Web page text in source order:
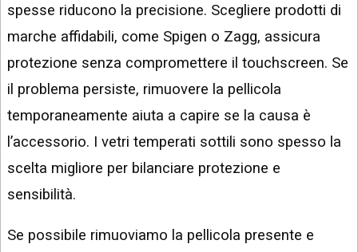
spesse riducono la precisione. Scegliere prodotti di
marche affidabili, come Spigen o Zagg, assicura
protezione senza compromettere il touchscreen. Se
il problema persiste, rimuovere la pellicola
temporaneamente aiuta a capire se la causa è
l’accessorio. I vetri temperati sottili sono spesso la
scelta migliore per bilanciare protezione e
sensibilità.
Se possibile rimuoviamo la pellicola presente e